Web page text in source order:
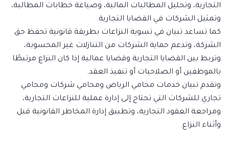
التجارية، وتحليل المطالبات المالية، وصياغة خطابات المطالبة،
وتمثيل الشركات في القضايا التجارية.
كما تساعد تبيان في تسوية النزاعات بطريقة قانونية تحفظ حق
الشركة، وتدعم حماية الشركات من التنازلات غير المحسوبة،
وتربط بين القضايا التجارية وقضايا عمالية إذا كان النزاع مرتبطًا
بالموظفين أو الصلاحيات أو تنفيذ العقد.
وتقدم تبيان خدمات محامي الرياض ومحامي شركات ومحامي
تجاري للشركات التي تحتاج إلى إدارة عملية للنزاعات التجارية،
ومراجعة العقود التجارية، وتطبيق إدارة المخاطر القانونية قبل
وأثناء النزاع.